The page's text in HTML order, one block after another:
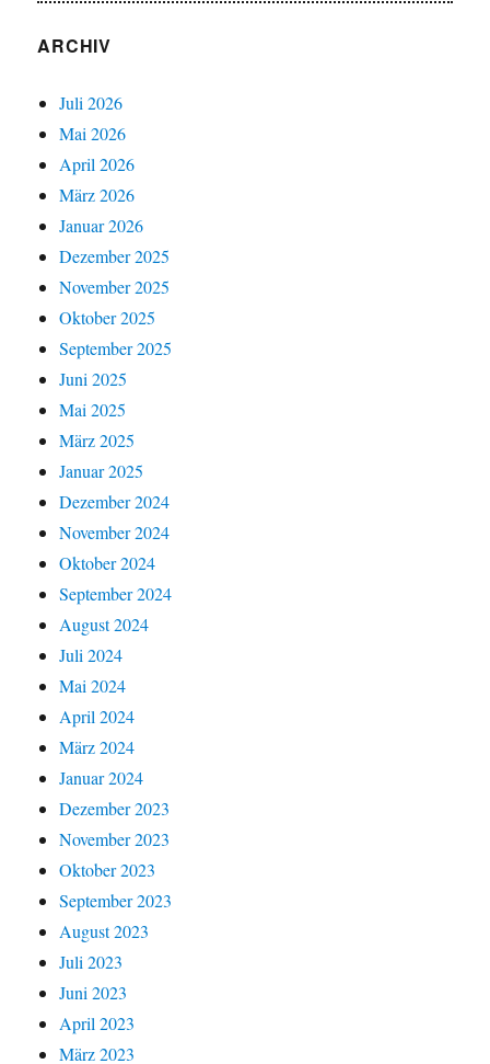
ARCHIV
Juli 2026
Mai 2026
April 2026
März 2026
Januar 2026
Dezember 2025
November 2025
Oktober 2025
September 2025
Juni 2025
Mai 2025
März 2025
Januar 2025
Dezember 2024
November 2024
Oktober 2024
September 2024
August 2024
Juli 2024
Mai 2024
April 2024
März 2024
Januar 2024
Dezember 2023
November 2023
Oktober 2023
September 2023
August 2023
Juli 2023
Juni 2023
April 2023
März 2023